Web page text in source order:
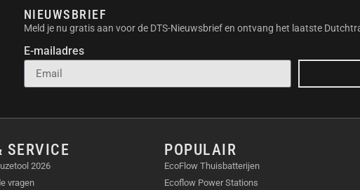
een constante en
droogt het
Daardoor blijft je haar
negatieve
te sluiten.
resultaat is merkbaar:
glans.
NIEUWSBRIEF
Meld je nu gratis aan voor de DTS-Nieuwsbrief en ontvang het laatste
E-mailadres
SERVICE
2026
vragen
POPULAIR
EcoFlow Thuisbatterijen
Ecoflow Power Stations